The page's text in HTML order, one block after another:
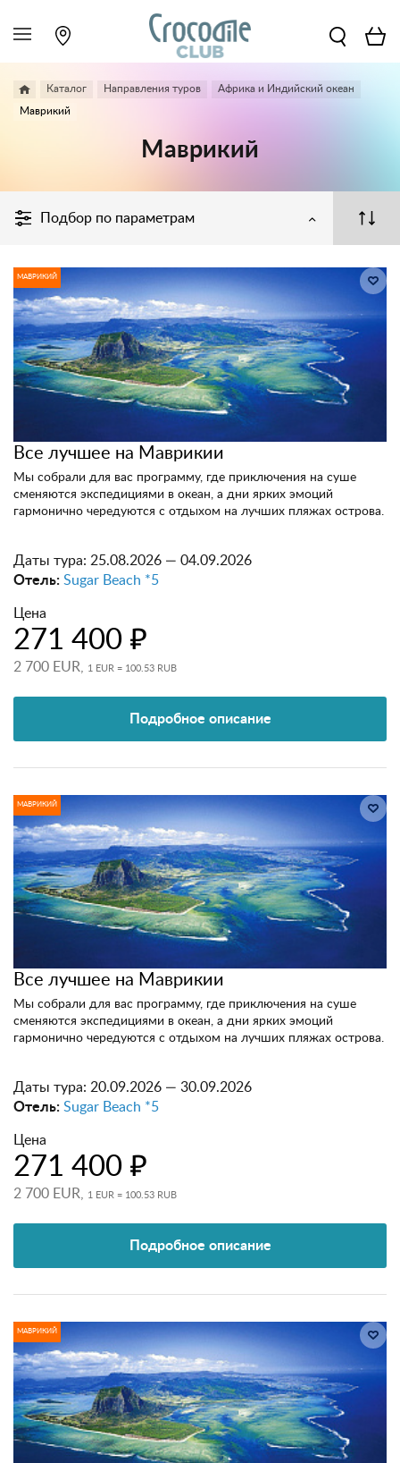
Каталог Направления туров Африка и Индийский океан
Маврикий
Маврикий
Подбор по параметрам
МАВРИКИЙ
Все лучшее на Маврикии
Мы собрали для вас программу, где приключения на суше
сменяются экспедициями в океан, а дни ярких эмоций
гармонично чередуются с отдыхом на лучших пляжах острова.
Даты тура: 25.08.2026 — 04.09.2026
Отель: Sugar Beach *5
Цена
271 400 ₽
2 700 EUR, 1 EUR = 100.53 RUB
Подробное описание
МАВРИКИЙ
Все лучшее на Маврикии
Мы собрали для вас программу, где приключения на суше
сменяются экспедициями в океан, а дни ярких эмоций
гармонично чередуются с отдыхом на лучших пляжах острова.
Даты тура: 20.09.2026 — 30.09.2026
Отель: Sugar Beach *5
Цена
271 400 ₽
2 700 EUR, 1 EUR = 100.53 RUB
Подробное описание
МАВРИКИЙ